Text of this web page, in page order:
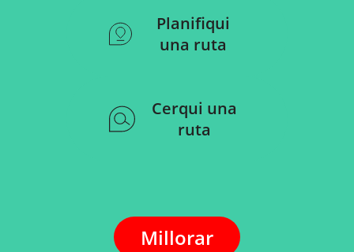
Planifiqui
una ruta
Cerqui una
ruta
Millorar